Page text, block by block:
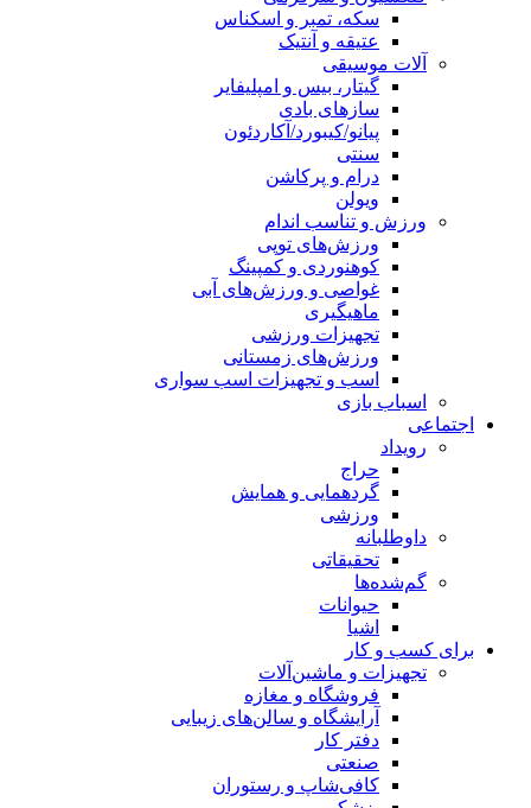
سکه، تمبر و اسکناس
عتیقه و آنتیک
آلات موسیقی
گیتار، بیس و امپلیفایر
سازهای بادی
پیانو/کیبورد/آکاردئون
سنتی
درام و پرکاشن
ویولن
ورزش و تناسب اندام
ورزش‌های توپی
کوهنوردی و کمپینگ
غواصی و ورزش‌های آبی
ماهیگیری
تجهیزات ورزشی
ورزش‌های زمستانی
اسب و تجهیزات اسب سواری
اسباب‌ بازی
اجتماعی
رویداد
حراج
گردهمایی و همایش
ورزشی
داوطلبانه
تحقیقاتی
گم‌شده‌ها
حیوانات
اشیا
برای کسب و کار
تجهیزات و ماشین‌آلات
فروشگاه و مغازه
آرایشگاه و سالن‌های زیبایی
دفتر کار
صنعتی
کافی‌شاپ و رستوران